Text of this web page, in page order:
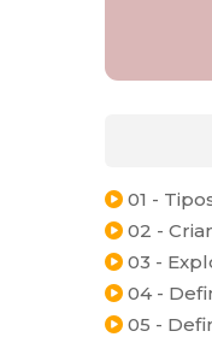
01 -
02 -
03 -
04 -
05 -